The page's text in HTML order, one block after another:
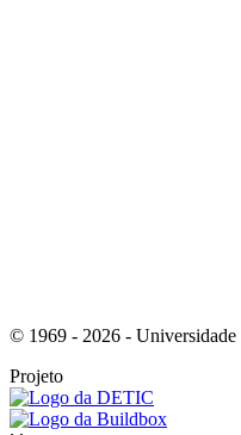
© 1969 - 2026 - Universidade
Projeto